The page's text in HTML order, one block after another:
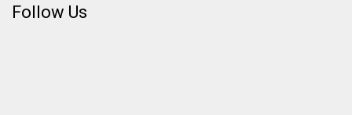
Follow Us